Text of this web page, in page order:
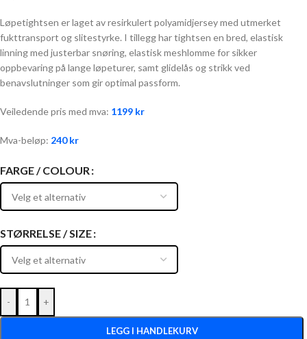
Løpetightsen er laget av resirkulert polyamidjersey med utmerket
fukttransport og slitestyrke. I tillegg har tightsen en bred, elastisk
linning med justerbar snøring, elastisk meshlomme for sikker
oppbevaring på lange løpeturer, samt glidelås og strikk ved
benavslutninger som gir optimal passform.
Veiledende pris med mva: 1199 kr
Mva-beløp: 240kr
FARGE / COLOUR
STØRRELSE / SIZE
- +
LEGG I HANDLEKURV